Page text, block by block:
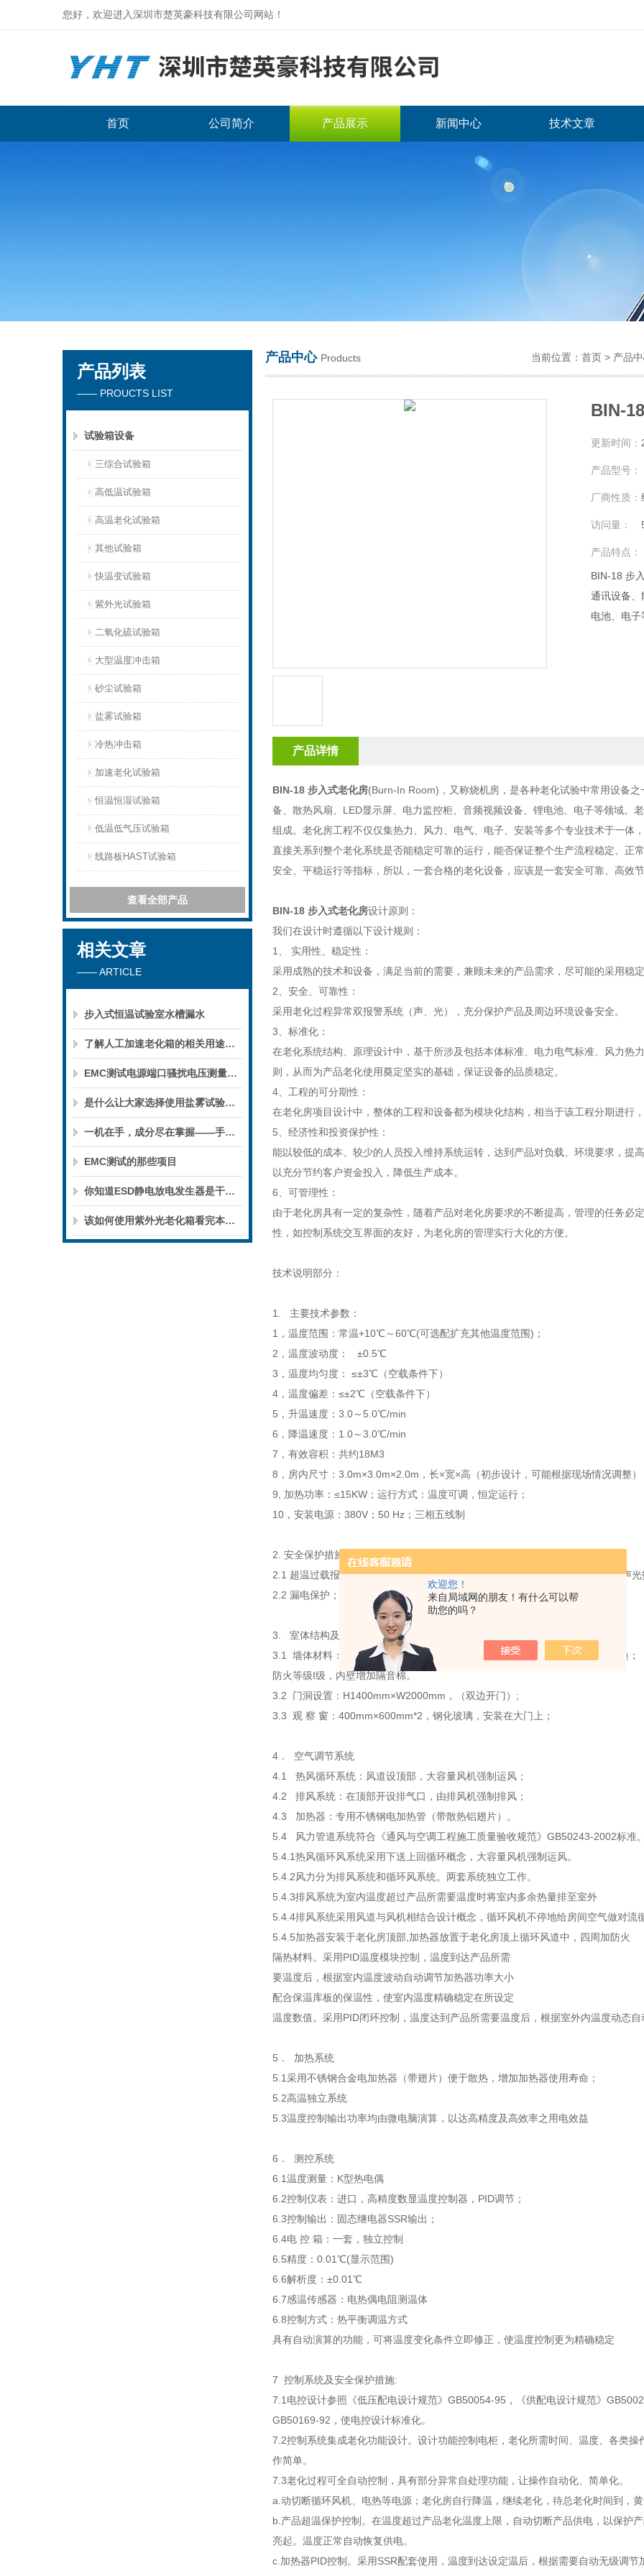
欢迎您！
来自局域网的朋友！有什么可以帮
助您的吗？
您好，欢迎进入深圳市楚英豪科技有限公司网站！
深圳市楚英豪科技有限公司
首页 公司简介 产品展示 新闻中心 技术文章
产品列表
—— PROUCTS LIST
试验箱设备
三综合试验箱
高低温试验箱
高温老化试验箱
其他试验箱
快温变试验箱
紫外光试验箱
二氧化硫试验箱
大型温度冲击箱
砂尘试验箱
盐雾试验箱
冷热冲击箱
加速老化试验箱
恒温恒湿试验箱
低温低气压试验箱
线路板HAST试验箱
查看全部产品
相关文章
—— ARTICLE
步入式恒温试验室水槽漏水
了解人工加速老化箱的相关用途原理知识
EMC测试电源端口骚扰电压测量的方法
是什么让大家选择使用盐雾试验箱的
一机在手，成分尽在掌握——手持式荧光光谱仪的高效检测应用
EMC测试的那些项目
你知道ESD静电放电发生器是干什么的么？看看本篇
该如何使用紫外光老化箱看完本篇你就知道了
产品中心 Products 当前位置： 首页 > 产品
BIN-
更新时间：
产品型号：
厂商性质：
访问量：
产品特点：
BIN-18 步
通讯设备、
电池、电子
产品详情
BIN-18 步入式老化房(Burn-In Room)，又称烧机房，是各种老化试验中常用设备
备、散热风扇、LED显示屏、电力监控柜、音频视频设备、锂电池、电子等领域。
组成。老化房工程不仅仅集热力、风力、电气、电子、安装等多个专业技术于一体
直接关系到整个老化系统是否能稳定可靠的运行，能否保证整个生产流程稳定、正
安全、平稳运行等指标，所以，一套合格的老化设备，应该是一套安全可靠、高效
BIN-18 步入式老化房设计原则：
我们在设计时遵循以下设计规则：
1、 实用性、稳定性：
采用成熟的技术和设备，满足当前的需要，兼顾未来的产品需求，尽可能的采用稳
2、安全、可靠性：
采用老化过程异常双报警系统（声、光），充分保护产品及周边环境设备安全。
3、标准化：
在老化系统结构、原理设计中，基于所涉及包括本体标准、电力电气标准、风力热
则，从而为产品老化使用奠定坚实的基础，保证设备的品质稳定。
4、工程的可分期性：
在老化房项目设计中，整体的工程和设备都为模块化结构，相当于该工程分期进行
5、经济性和投资保护性：
能以较低的成本、较少的人员投入维持系统运转，达到产品对负载、环境要求，提
以充分节约客户资金投入，降低生产成本。
6、可管理性：
由于老化房具有一定的复杂性，随着产品对老化房要求的不断提高，管理的任务必
性，如控制系统交互界面的友好，为老化房的管理实行大化的方便。
技术说明部分：
1. 主要技术参数：
1，温度范围：常温+10℃～60℃(可选配扩充其他温度范围)；
2，温度波动度： ±0.5℃
3，温度均匀度： ≤±3℃（空载条件下）
4，温度偏差：≤±2℃（空载条件下）
5，升温速度：3.0～5.0℃/min
6，降温速度：1.0～3.0℃/min
7，有效容积：共约18M3
8，房内尺寸：3.0m×3.0m×2.0m，长×宽×高（初步设计，可能根据现场情况调整）
9, 加热功率：≤15KW；运行方式：温度可调，恒定运行；
10，安装电源：380V；50 Hz；三相五线制
2. 安全保护措施：Safety Device
2.1 超温过载报警系统一套，增加老化房工作指示三色灯，并在控制箱面板装有声光
2.2 漏电保护；加热器短路保护；
3. 室体结构及用料说明：Chamber
3.1 墙体材料：双面彩钢+75mm岩棉隔热层，固定支撑铝材横梁，铝型材板包边；
防火等级I级，内壁增加隔音棉。
3.2 门洞设置：H1400mm×W2000mm，（双边开门）;
3.3 观 察 窗：400mm×600mm*2，钢化玻璃，安装在大门上；
4． 空气调节系统
4.1 热风循环系统：风道设顶部，大容量风机强制运风；
4.2 排风系统：在顶部开设排气口，由排风机强制排风；
4.3 加热器：专用不锈钢电加热管（带散热铝翅片）。
5.4 风力管道系统符合《通风与空调工程施工质量验收规范》GB50243-2002标准。
5.4.1热风循环风系统采用下送上回循环概念，大容量风机强制运风。
5.4.2风力分为排风系统和循环风系统。两套系统独立工作。
5.4.3排风系统为室内温度超过产品所需要温度时将室内多余热量排至室外
5.4.4排风系统采用风道与风机相结合设计概念，循环风机不停地给房间空气做对流
5.4.5加热器安装于老化房顶部,加热器放置于老化房顶上循环风道中，四周加防火
隔热材料。采用PID温度模块控制，温度到达产品所需
要温度后，根据室内温度波动自动调节加热器功率大小
配合保温库板的保温性，使室内温度精确稳定在所设定
温度数值。采用PID闭环控制，温度达到产品所需要温度后，根据室外内温度动态
5． 加热系统
5.1采用不锈钢合金电加热器（带翅片）便于散热，增加加热器使用寿命；
5.2高温独立系统
5.3温度控制输出功率均由微电脑演算，以达高精度及高效率之用电效益
6． 测控系统
6.1温度测量：K型热电偶
6.2控制仪表：进口，高精度数显温度控制器，PID调节；
6.3控制输出：固态继电器SSR输出；
6.4电 控 箱：一套，独立控制
6.5精度：0.01℃(显示范围)
6.6解析度：±0.01℃
6.7感温传感器：电热偶电阻测温体
6.8控制方式：热平衡调温方式
具有自动演算的功能，可将温度变化条件立即修正，使温度控制更为精确稳定
7 控制系统及安全保护措施:
7.1电控设计参照《低压配电设计规范》GB50054-95，《供配电设计规范》
GB50169-92，使电控设计标准化。
7.2控制系统集成老化功能设计。设计功能控制电柜，老化所需时间、温度、各类
作简单。
7.3老化过程可全自动控制，具有部分异常自处理功能，让操作自动化、简单化。
a.动切断循环风机、电热等电源；老化房自行降温，继续老化，待总老化时间到，
b.产品超温保护控制。在温度超过产品老化温度上限，自动切断产品供电，以保护
亮起。温度正常自动恢复供电。
c.加热器PID控制。采用SSR配套使用，温度到达设定温后，根据需要自动无级调节